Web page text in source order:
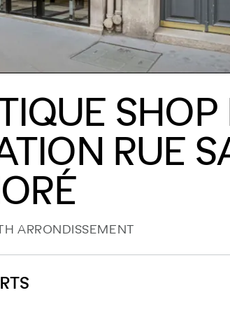
SHOP
RUE
ARRONDISSEMENT